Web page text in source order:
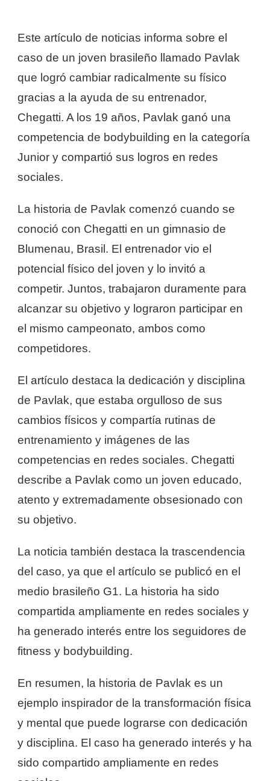
Este artículo de noticias informa sobre el
caso de un joven brasileño llamado Pavlak
que logró cambiar radicalmente su físico
gracias a la ayuda de su entrenador,
Chegatti. A los 19 años, Pavlak ganó una
competencia de bodybuilding en la categoría
Junior y compartió sus logros en redes
sociales.
La historia de Pavlak comenzó cuando se
conoció con Chegatti en un gimnasio de
Blumenau, Brasil. El entrenador vio el
potencial físico del joven y lo invitó a
competir. Juntos, trabajaron duramente para
alcanzar su objetivo y lograron participar en
el mismo campeonato, ambos como
competidores.
El artículo destaca la dedicación y disciplina
de Pavlak, que estaba orgulloso de sus
cambios físicos y compartía rutinas de
entrenamiento y imágenes de las
competencias en redes sociales. Chegatti
describe a Pavlak como un joven educado,
atento y extremadamente obsesionado con
su objetivo.
La noticia también destaca la trascendencia
del caso, ya que el artículo se publicó en el
medio brasileño G1. La historia ha sido
compartida ampliamente en redes sociales y
ha generado interés entre los seguidores de
fitness y bodybuilding.
En resumen, la historia de Pavlak es un
ejemplo inspirador de la transformación física
y mental que puede lograrse con dedicación
y disciplina. El caso ha generado interés y ha
sido compartido ampliamente en redes